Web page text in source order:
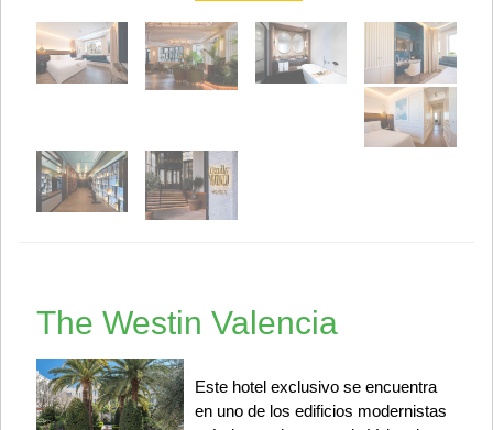
The Westin Valencia
Este hotel exclusivo se encuentra
en uno de los edificios modernistas